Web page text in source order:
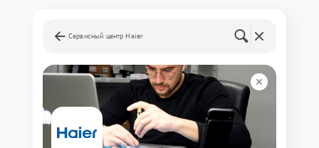
Сервисный центр Haier